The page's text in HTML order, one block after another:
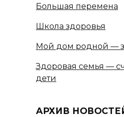
Большая перемена
Школа здоровья
Мой дом родной —
Здоровая семья —
дети
АРХИВ